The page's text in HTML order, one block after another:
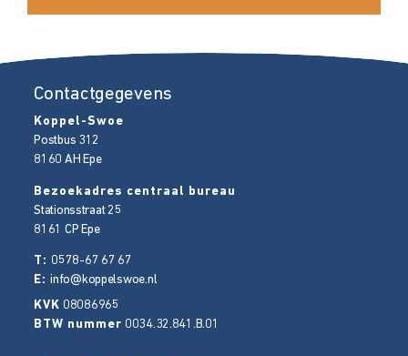
Contactgegevens
Koppel-Swoe
Postbus 312
8160 AH Epe
Bezoekadres centraal bureau
Stationsstraat 25
8161 CP Epe
T: 0578-67 67 67
E:info@koppelswoe.nl
KVK 08086965
BTW nummer 0034.32.841.B.01